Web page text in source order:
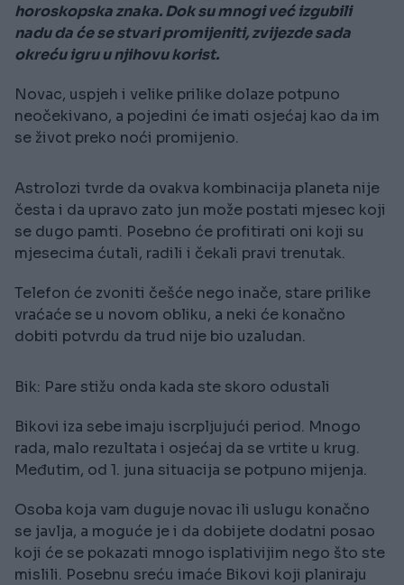
horoskopska znaka. Dok su mnogi već izgubili
nadu da će se stvari promijeniti, zvijezde sada
okreću igru u njihovu korist.
Novac, uspjeh i velike prilike dolaze potpuno
neočekivano, a pojedini će imati osjećaj kao da im
se život preko noći promijenio.
Astrolozi tvrde da ovakva kombinacija planeta nije
česta i da upravo zato jun može postati mjesec koji
se dugo pamti. Posebno će profitirati oni koji su
mjesecima ćutali, radili i čekali pravi trenutak.
Telefon će zvoniti češće nego inače, stare prilike
vraćaće se u novom obliku, a neki će konačno
dobiti potvrdu da trud nije bio uzaludan.
Bik: Pare stižu onda kada ste skoro odustali
Bikovi iza sebe imaju iscrpljujući period. Mnogo
rada, malo rezultata i osjećaj da se vrtite u krug.
Međutim, od 1. juna situacija se potpuno mijenja.
Osoba koja vam duguje novac ili uslugu konačno
se javlja, a moguće je i da dobijete dodatni posao
koji će se pokazati mnogo isplativijim nego što ste
mislili. Posebnu sreću imaće Bikovi koji planiraju